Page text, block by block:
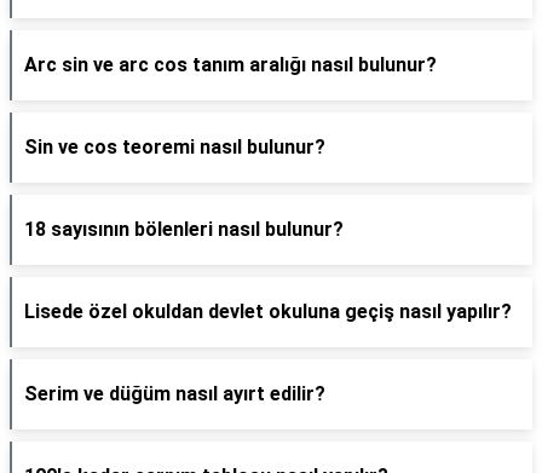
Arc sin ve arc cos tanım aralığı nasıl bulunur?
Sin ve cos teoremi nasıl bulunur?
18 sayısının bölenleri nasıl bulunur?
Lisede özel okuldan devlet okuluna geçiş nasıl yapılır?
Serim ve düğüm nasıl ayırt edilir?